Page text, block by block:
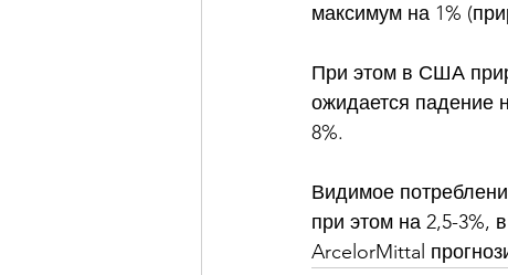
максимум на 1%
При этом в США
ожидается падение
8%.
Видимое
при этом на 2,5-3%,
ArcelorMittal